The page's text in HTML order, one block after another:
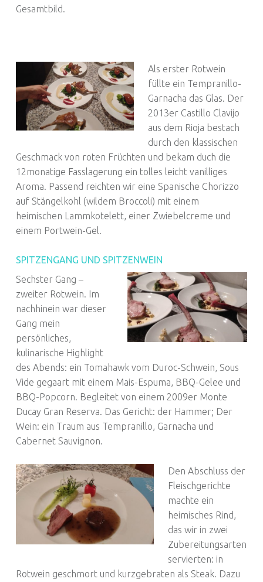
Gesamtbild.
Als erster Rotwein
füllte ein Tempranillo-
Garnacha das Glas. Der
2013er Castillo Clavijo
aus dem Rioja bestach
durch den klassischen
Geschmack von roten Früchten und bekam duch die
12monatige Fasslagerung ein tolles leicht vanilliges
Aroma. Passend reichten wir eine Spanische Chorizzo
auf Stängelkohl (wildem Broccoli) mit einem
heimischen Lammkotelett, einer Zwiebelcreme und
einem Portwein-Gel.
SPITZENGANG UND SPITZENWEIN
Sechster Gang –
zweiter Rotwein. Im
nachhinein war dieser
Gang mein
persönliches,
kulinarische Highlight
des Abends: ein Tomahawk vom Duroc-Schwein, Sous
Vide gegaart mit einem Mais-Espuma, BBQ-Gelee und
BBQ-Popcorn. Begleitet von einem 2009er Monte
Ducay Gran Reserva. Das Gericht: der Hammer; Der
Wein: ein Traum aus Tempranillo, Garnacha und
Cabernet Sauvignon.
Den Abschluss der
Fleischgerichte
machte ein
heimisches Rind,
das wir in zwei
Zubereitungsarten
servierten: in
Rotwein geschmort und kurzgebraten als Steak. Dazu